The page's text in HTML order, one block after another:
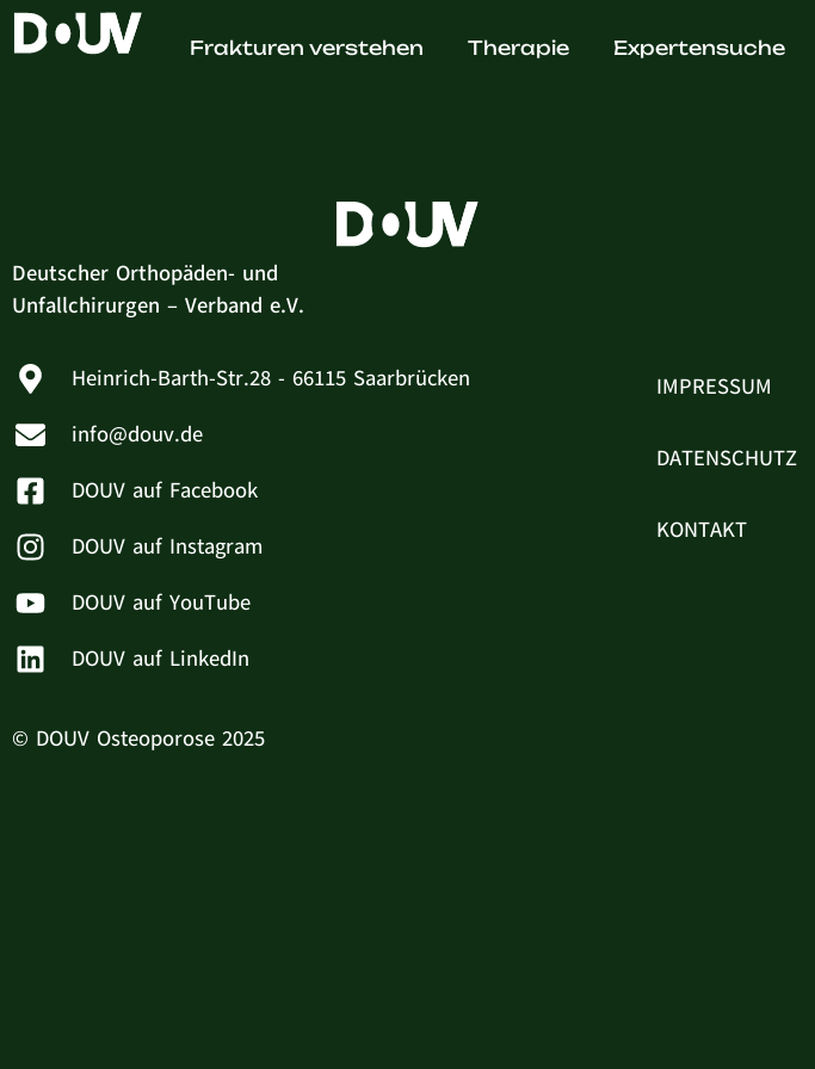
Frakturen verstehen Therapie Expertensuche
Marc Faltin
Deutscher Orthopäden- und
Unfallchirurgen – Verband e.V.
Heinrich-Barth-Str.28 - 66115 Saarbrücken
info@douv.de
DOUV auf Facebook
DOUV auf Instagram
DOUV auf YouTube
DOUV auf LinkedIn
IMPRESSUM
DATENSCHUTZ
KONTAKT
© DOUV Osteoporose 2025